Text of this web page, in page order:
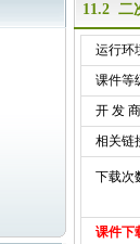
11.2 二
运行环
课件等
开 发
相关链
下载次
本
课件下